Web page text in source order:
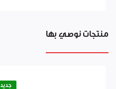
منتجات نوصي بها
جديد